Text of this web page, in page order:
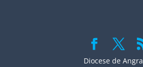
Diocese de Angra